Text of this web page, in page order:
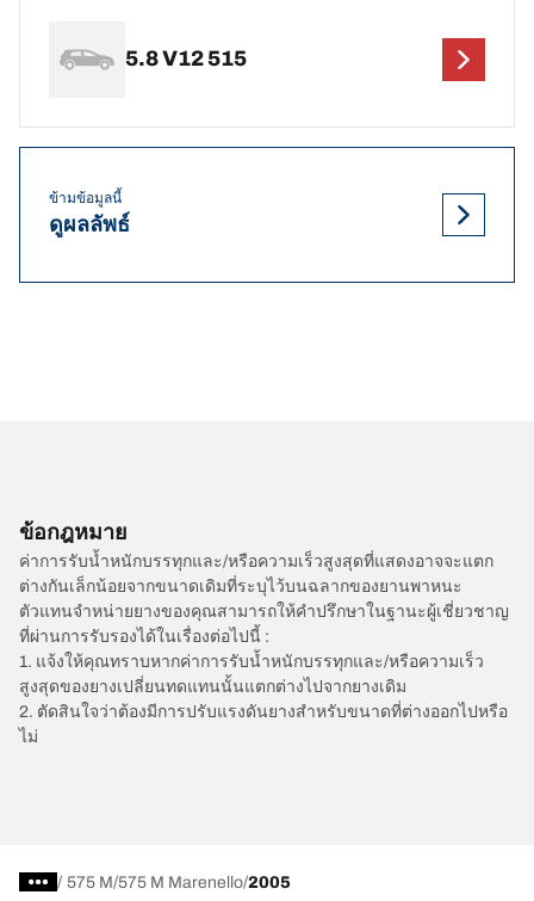
5.8 V12 515
ข้ามข้อมูลนี้
ดูผลลัพธ์
ข้อกฎหมาย
ค่าการรับน้ำหนักบรรทุกและ/หรือความเร็วสูงสุดที่แสดงอาจจะแตก
ต่างกันเล็กน้อยจากขนาดเดิมที่ระบุไว้บนฉลากของยานพาหนะ
ตัวแทนจำหน่ายยางของคุณสามารถให้คำปรึกษาในฐานะผู้เชี่ยวชาญ
ที่ผ่านการรับรองได้ในเรื่องต่อไปนี้ :
1. แจ้งให้คุณทราบหากค่าการรับน้ำหนักบรรทุกและ/หรือความเร็ว
สูงสุดของยางเปลี่ยนทดแทนนั้นแตกต่างไปจากยางเดิม
2. ตัดสินใจว่าต้องมีการปรับแรงดันยางสำหรับขนาดที่ต่างออกไปหรือ
ไม่
/ 575 M 575 M Marenello 2005